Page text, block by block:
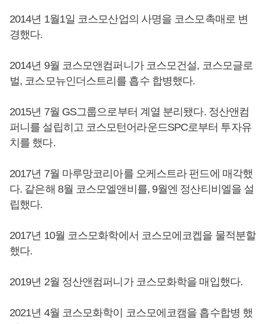
2014년 1월1일 코스모산업의 사명을 코스모촉매로 변
경했다.
2014년 9월 코스모앤컴퍼니가 코스모건설, 코스모글로
벌, 코스모뉴인더스트리를 흡수 합병했다.
2015년 7월 GS그룹으로부터 계열 분리됐다. 정산앤컴
퍼니를 설립히고 코스모턴어라운드SPC로부터 투자유
치를 했다.
2017년 7월 마루망코리아를 오케스트라 펀드에 매각했
다. 같은해 8월 코스모엘앤비를, 9월엔 정산티비엘을 설
립했다.
2017년 10월 코스모화학에서 코스모에코켑을 물적분할
했다.
2019년 2월 정산앤컴퍼니가 코스모화학을 매입했다.
2021년 4월 코스모화학이 코스모에코캠을 흡수합병 했